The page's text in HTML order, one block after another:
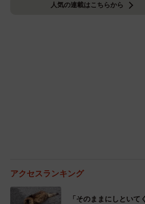
人気の連載はこちらから
アクセスランキング
「そのままにしといて